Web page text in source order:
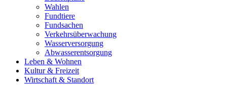
Wahlen
Fundtiere
Fundsachen
Verkehrsüberwachung
Wasserversorgung
Abwasserentsorgung
Leben & Wohnen
Kultur & Freizeit
Wirtschaft & Standort